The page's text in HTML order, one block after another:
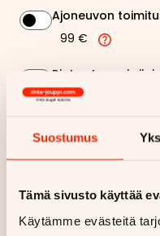
Suostumus
Tämä sivusto käyttää
Käytämme evästeitä
Ajoneuvon
99 €
Rinta-Jouppi
99 €
Kuukausierä